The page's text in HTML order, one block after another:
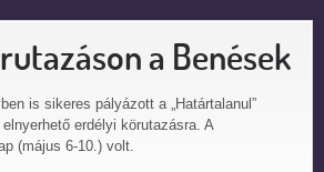
a Benések
is sikeres pályázott a „Határtalanul”
erdélyi körutazásra. A
(május 6-10.) volt.